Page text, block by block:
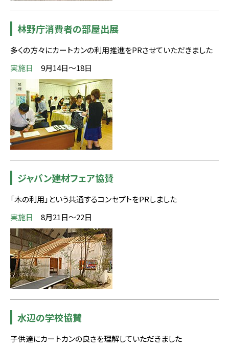
林野庁消費者の部屋出展
多くの方々にカートカンの利用推進をPRさせていただきました
実施日
9月14日～18日
ジャパン建材フェア協賛
「木の利用」という共通するコンセプトをPRしました
実施日
8月21日～22日
水辺の学校協賛
子供達にカートカンの良さを理解していただきました